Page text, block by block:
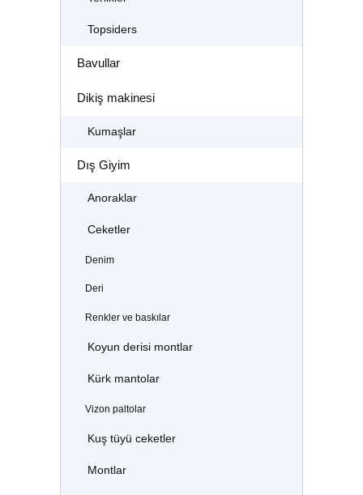
Topsiders
Bavullar
Dikiş makinesi
Kumaşlar
Dış Giyim
Anoraklar
Ceketler
Denim
Deri
Renkler ve baskılar
Koyun derisi montlar
Kürk mantolar
Vizon paltolar
Kuş tüyü ceketler
Montlar